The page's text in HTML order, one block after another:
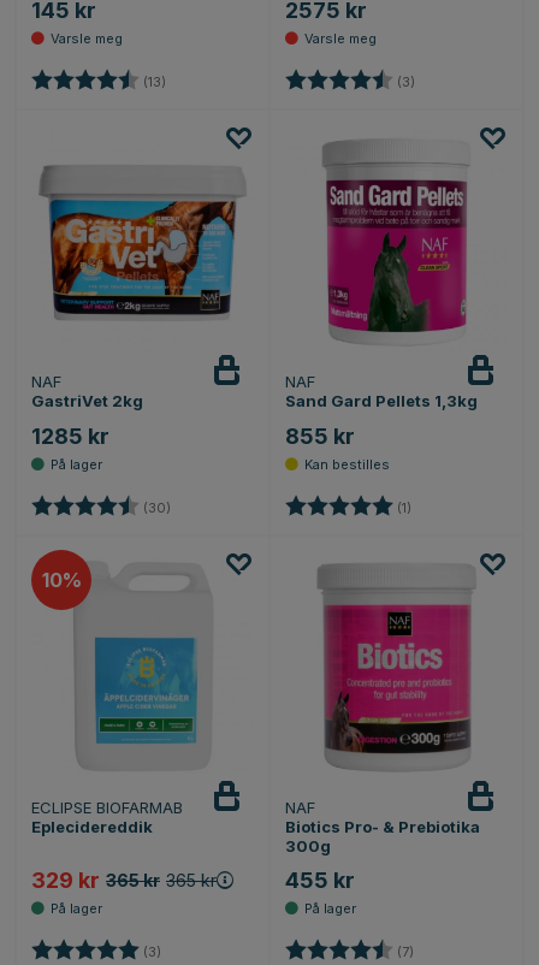
145 kr
Karakter: (13)
2575 kr
Karakter: (3)
NAF
GastriVet 2kg
1285 kr
Karakter: (30)
NAF
Sand Gard Pellets 1,3kg
855 kr
Karakter: (1)
10%
ECLIPSE BIOFARMAB
Eplecidereddik
329 kr 365 kr 365 kr
Karakter: (3)
NAF
Biotics Pro- & Prebiotika
300g
455 kr
Karakter: (7)